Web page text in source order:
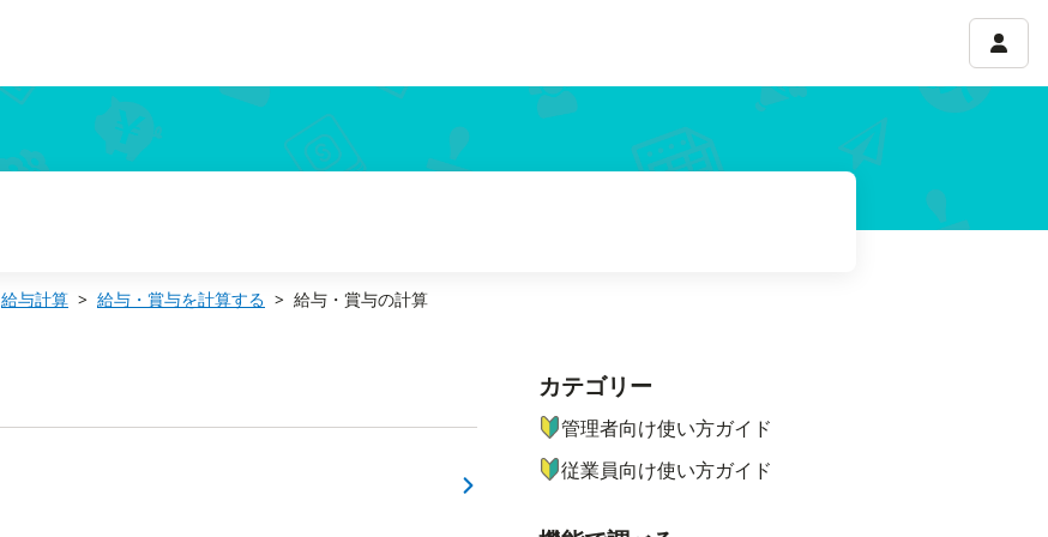
アカ
給与計算 給与・賞与を計算する 給与・賞与の計算
ナビゲーションメニュー
カテゴリー
管理者向け使い方ガイド
従業員向け使い方ガイド